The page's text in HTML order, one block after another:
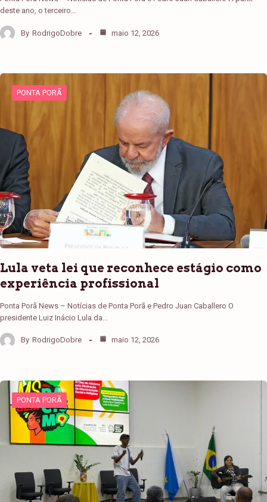
deste ano, o terceiro…
By RodrigoDobre maio 12, 2026
PONTA PORÃ
Lula veta lei que reconhece estágio como
experiência profissional
Ponta Porã News – Notícias de Ponta Porã e Pedro Juan Caballero O
presidente Luiz Inácio Lula da…
By RodrigoDobre maio 12, 2026
PONTA PORÃ